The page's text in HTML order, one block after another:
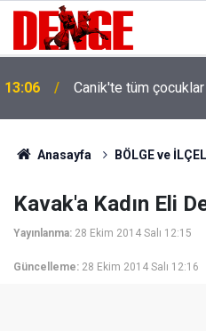
13:06 Canik'te tüm
Anasayfa BÖLGE ve
Kavak'a Kadın Eli
Yayınlanma: 28 Ekim 2014 Salı 12:15
Güncelleme: 28 Ekim 2014 Salı 12:16